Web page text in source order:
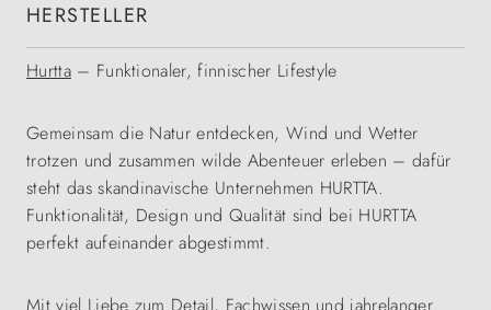
HERSTELLER
Hurtta– Funktionaler, finnischer Lifestyle
Gemeinsam die Natur entdecken, Wind und Wetter
trotzen und zusammen wilde Abenteuer erleben – dafür
steht das skandinavische Unternehmen HURTTA.
Funktionalität, Design und Qualität sind bei HURTTA
perfekt aufeinander abgestimmt.